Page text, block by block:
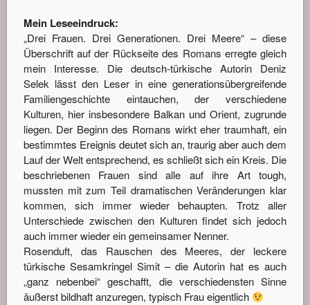
Mein Leseeindruck:
„Drei Frauen. Drei Generationen. Drei Meere“ – diese
Überschrift auf der Rückseite des Romans erregte gleich
mein Interesse. Die deutsch-türkische Autorin Deniz
Selek lässt den Leser in eine generationsübergreifende
Familiengeschichte eintauchen, der verschiedene
Kulturen, hier insbesondere Balkan und Orient, zugrunde
liegen. Der Beginn des Romans wirkt eher traumhaft, ein
bestimmtes Ereignis deutet sich an, traurig aber auch dem
Lauf der Welt entsprechend, es schließt sich ein Kreis. Die
beschriebenen Frauen sind alle auf ihre Art tough,
mussten mit zum Teil dramatischen Veränderungen klar
kommen, sich immer wieder behaupten. Trotz aller
Unterschiede zwischen den Kulturen findet sich jedoch
auch immer wieder ein gemeinsamer Nenner.
Rosenduft, das Rauschen des Meeres, der leckere
türkische Sesamkringel Simit – die Autorin hat es auch
„ganz nebenbei“ geschafft, die verschiedensten Sinne
äußerst bildhaft anzuregen, typisch Frau eigentlich